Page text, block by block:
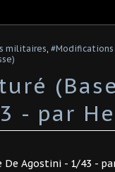
militaires,
- par
Agostini - 1/43 -